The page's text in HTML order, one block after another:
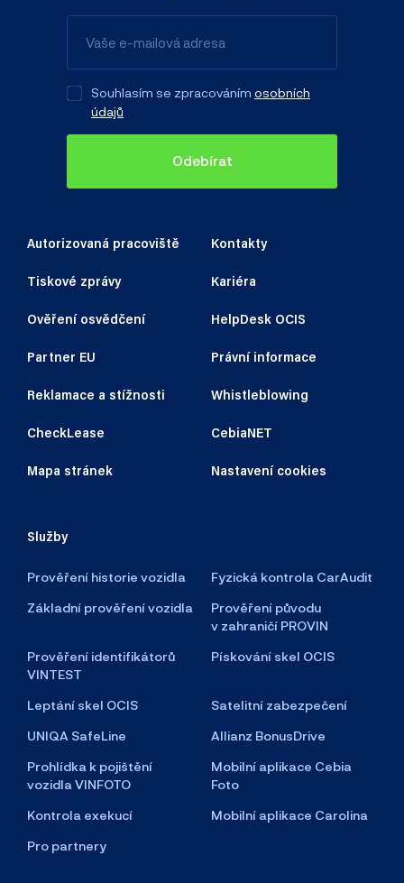
Autorizovaná pracoviště Kontakty
Tiskové zprávy Kariéra
Ověření osvědčení HelpDesk OCIS
Partner EU Právní informace
Reklamace a stížnosti Whistleblowing
CheckLease CebiaNET
Mapa stránek Nastavení cookies
Služby
Prověření historie vozidla
Fyzická kontrola CarAudit
Základní prověření vozidla
Prověření původu
v zahraničí PROVIN
Prověření identifikátorů
VINTEST
Pískování skel OCIS
Leptání skel OCIS
Satelitní zabezpečení
UNIQA SafeLine
Allianz BonusDrive
Prohlídka k pojištění
vozidla VINFOTO
Mobilní aplikace Cebia
Foto
Kontrola exekucí
Mobilní aplikace Carolina
Pro partnery
Souhlasím se zpracováním osobních
údajů
Odebírat